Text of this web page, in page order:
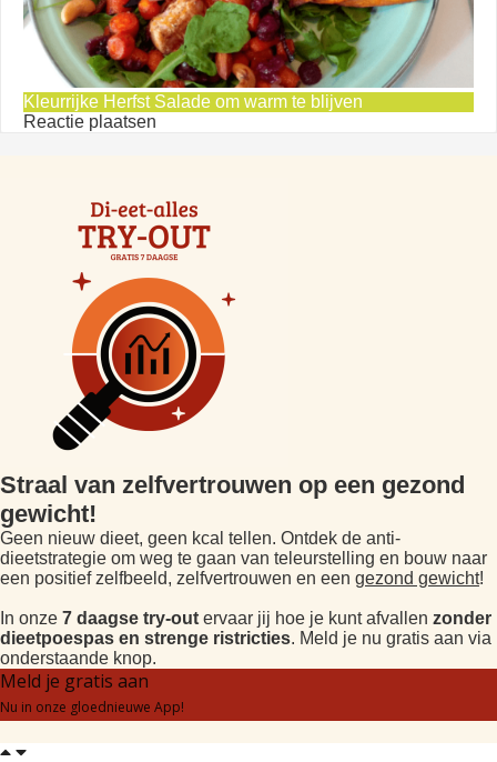
Kleurrijke Herfst Salade om warm te blijven
Reactie plaatsen
Straal van zelfvertrouwen op een gezond
gewicht!
Geen nieuw dieet, geen kcal tellen. Ontdek de anti-
dieetstrategie om weg te gaan van teleurstelling en bouw naar
een positief zelfbeeld, zelfvertrouwen en een gezond gewicht!
In onze 7 daagse try-out ervaar jij hoe je kunt afvallen zonder
dieetpoespas en strenge ristricties. Meld je nu gratis aan via
onderstaande knop.
Meld je gratis aan
Nu in onze gloednieuwe App!